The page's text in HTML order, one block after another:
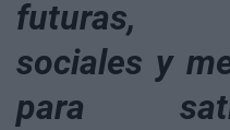
futuras,
sociales y
para